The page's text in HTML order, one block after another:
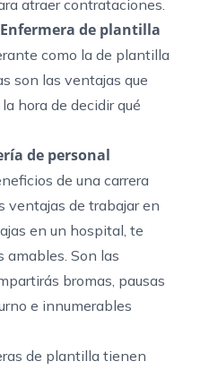
atraer contrataciones.
de plantilla
como la de plantilla
son las ventajas que
hora de decidir qué
de personal
de una carrera
ventajas de trabajar en
en un hospital, te
amables. Son las
bromas, pausas
e innumerables
de plantilla tienen